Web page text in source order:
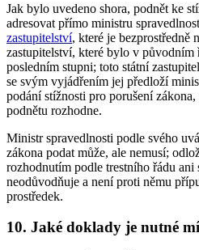
Jak bylo uvedeno shora, podnět ke
adresovat přímo ministru
zastupitelství, které je bezprostředně
zastupitelství, které bylo v
posledním stupni; toto státní
se svým vyjádřením jej předloží
podání stížnosti pro porušení
podnětu rozhodne.
Ministr spravedlnosti podle svého
zákona podat může, ale nemusí;
rozhodnutím podle trestního řádu ani
neodůvodňuje a není proti němu
prostředek.
10. Jaké doklady je nutné